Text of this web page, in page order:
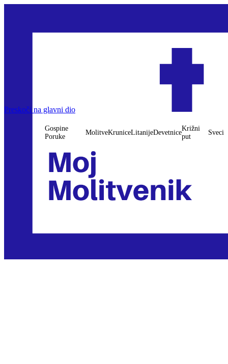
Preskoči na glavni dio
Gospine
Poruke
MolitveKruniceLitanijeDevetnice
Križni
put
Sveci